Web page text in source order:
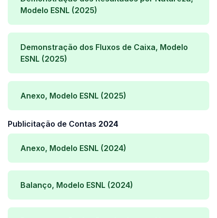
Modelo ESNL (2025)
Demonstração dos Fluxos de Caixa, Modelo
ESNL (2025)
Anexo, Modelo ESNL (2025)
Publicitação de Contas 2024
Anexo, Modelo ESNL (2024)
Balanço, Modelo ESNL (2024)